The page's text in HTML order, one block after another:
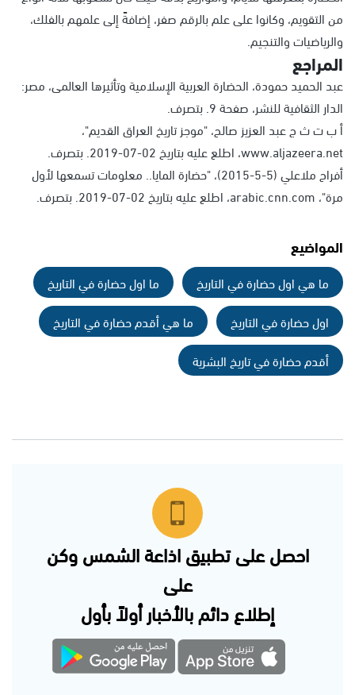
من التقويم، وكانوا على علم بالرقم صفر، إضافةً إلى علمهم بالفلك،
والرياضيات والتنجيم.
المراجع
عبد الحميد حمودة، الحضارة العربية الإسلامية وتأثيرها العالمى، مصر:
الدار الثقافية للنشر، صفحة 9. بتصرف.
أ ب ت ث ج عبد العزيز صالح، "موجز تاريخ العراق القديم"،
www.aljazeera.net، اطلع عليه بتاريخ 02-07-2019. بتصرف.
أفراح ملاعلي (5-5-2015)، "حضارة المايا.. معلومات تسمعها لأول
مرة"، arabic.cnn.com، اطلع عليه بتاريخ 02-07-2019. بتصرف.
المواضيع
ما هي اول حضارة في التاريخ
ما اول حضارة في التاريخ
اول حضارة في التاريخ
ما هي أقدم حضارة في التاريخ
أقدم حضارة في تاريخ البشرية
احصل على تطبيق اذاعة الشمس وكن
على
إطلاع دائم بالأخبار أولاً بأول